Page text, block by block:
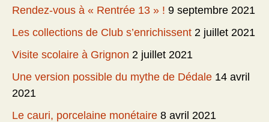
Rendez-vous à « Rentrée 13 » ! 9 septembre 2021
Les collections de Club s’enrichissent 2 juillet 2021
Visite scolaire à Grignon 2 juillet 2021
Une version possible du mythe de Dédale 14 avril
2021
Le cauri, porcelaine monétaire 8 avril 2021